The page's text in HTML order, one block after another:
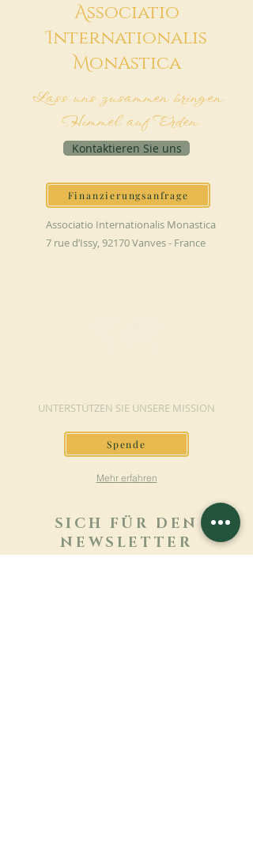
Associatio
Internationalis
MonAstica
Lass uns zusammen bringen
Himmel auf Erden
Kontaktieren Sie uns
Finanzierungsanfrage
Associatio Internationalis Monastica
7 rue d’Issy, 92170 Vanves - France
UNTERSTÜTZEN SIE UNSERE MISSION
Spende
Mehr erfahren
SICH FÜR DEN
NEWSLETTER